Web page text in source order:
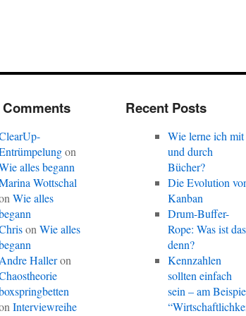
on
alles begann
Wottschal
Wie alles
onWie alles
Halleron
Interviewreihe
Recent Posts
Wie lerne ich mit
und durch
Bücher?
Die Evolution
Kanban
Drum-Buffer-
Rope: Was ist das
denn?
Kennzahlen
sollten einfach
sein – am